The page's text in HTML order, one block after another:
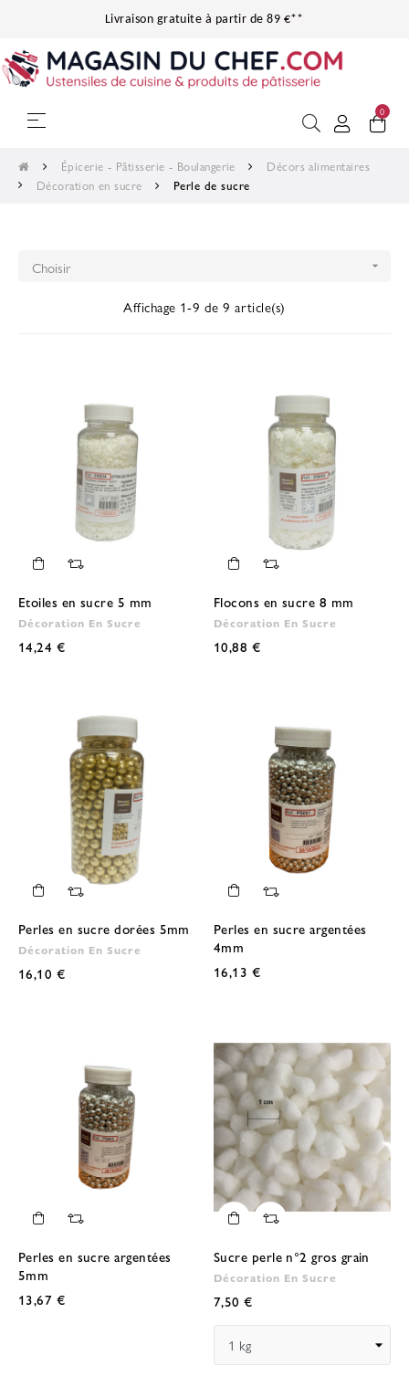
Livraison gratuite à partir de 89 €**
Basculer
navigation
☰ 0
Épicerie - Pâtisserie - Boulangerie
Décors alimentaires
Décoration en sucre
Perle de sucre
Choisir 
Affichage 1-9 de 9 article(s)
Etoiles en sucre 5 mm
Décoration En Sucre
14,24 €
Flocons en sucre 8 mm
Décoration En Sucre
10,88 €
Perles en sucre dorées 5mm
Décoration En Sucre
16,10 €
Perles en sucre argentées
4mm
16,13 €
Perles en sucre argentées
5mm
13,67 €
Sucre perle n°2 gros grain
Décoration En Sucre
7,50 €